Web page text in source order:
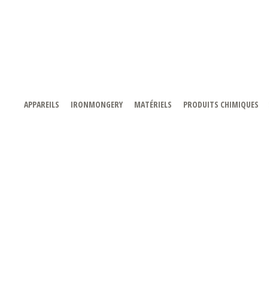
APPAREILS IRONMONGERY MATÉRIELS PRODUITS CHIMIQUES